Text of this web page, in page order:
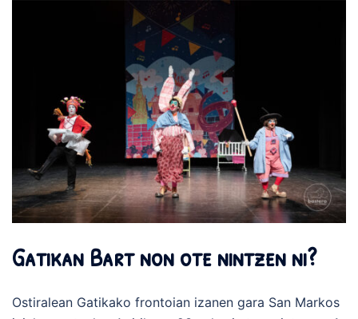
Gatikan Bart non ote nintzen ni?
Ostiralean Gatikako frontoian izanen gara San Markos